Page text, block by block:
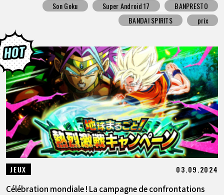
Son Goku
Super Android 17
BANPRESTO
BANDAI SPIRITS
prix
JEUX 03.09.2024
Célébration mondiale ! La campagne de confrontations